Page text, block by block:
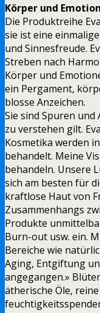
Körper und
Die Produktreihe
sie ist eine
und Sinnesfreude.
Streben nach
Körper und
ein Pergament,
blosse Anzeichen.
Sie sind Spuren und
zu verstehen gilt.
Kosmetika werden
behandelt. Meine
behandeln. Unsere
sich am besten für
kraftlose Haut von
Zusammenhangs
Produkte
Burn-out usw. ein.
Bereiche wie
Aging, Entgiftung
angegangen.»
ätherische Öle,